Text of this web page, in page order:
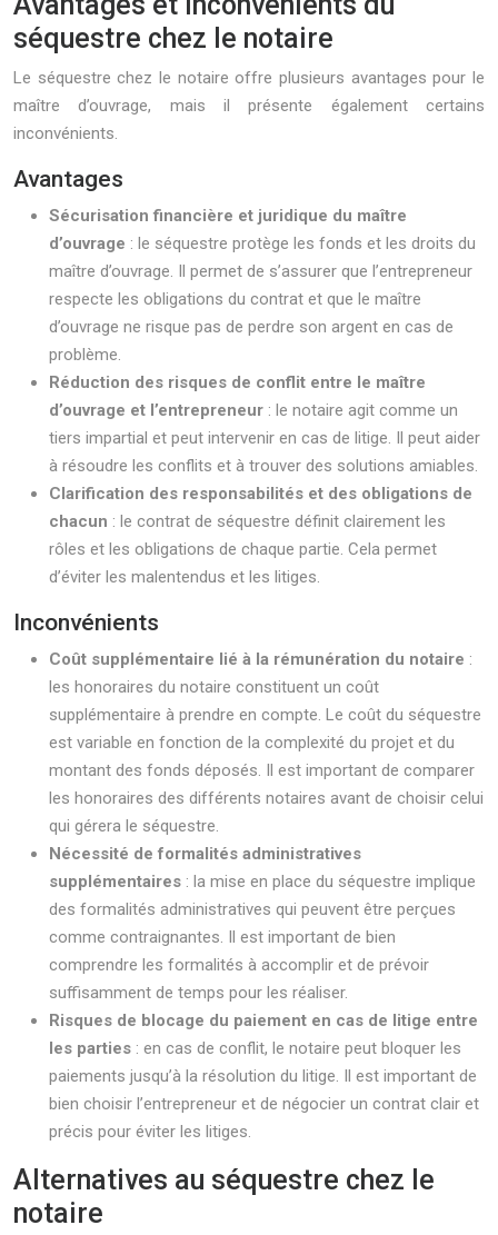
séquestre chez le notaire
Le séquestre chez le notaire offre plusieurs avantages pour le
maître d’ouvrage, mais il présente également certains
inconvénients.
Avantages
Sécurisation financière et juridique du maître
d’ouvrage : le séquestre protège les fonds et les droits du
maître d’ouvrage. Il permet de s’assurer que l’entrepreneur
respecte les obligations du contrat et que le maître
d’ouvrage ne risque pas de perdre son argent en cas de
problème.
Réduction des risques de conflit entre le maître
d’ouvrage et l’entrepreneur : le notaire agit comme un
tiers impartial et peut intervenir en cas de litige. Il peut aider
à résoudre les conflits et à trouver des solutions amiables.
Clarification des responsabilités et des obligations de
chacun : le contrat de séquestre définit clairement les
rôles et les obligations de chaque partie. Cela permet
d’éviter les malentendus et les litiges.
Inconvénients
Coût supplémentaire lié à la rémunération du notaire :
les honoraires du notaire constituent un coût
supplémentaire à prendre en compte. Le coût du séquestre
est variable en fonction de la complexité du projet et du
montant des fonds déposés. Il est important de comparer
les honoraires des différents notaires avant de choisir celui
qui gérera le séquestre.
Nécessité de formalités administratives
supplémentaires : la mise en place du séquestre implique
des formalités administratives qui peuvent être perçues
comme contraignantes. Il est important de bien
comprendre les formalités à accomplir et de prévoir
suffisamment de temps pour les réaliser.
Risques de blocage du paiement en cas de litige entre
les parties : en cas de conflit, le notaire peut bloquer les
paiements jusqu’à la résolution du litige. Il est important de
bien choisir l’entrepreneur et de négocier un contrat clair et
précis pour éviter les litiges.
Alternatives au séquestre chez le
notaire